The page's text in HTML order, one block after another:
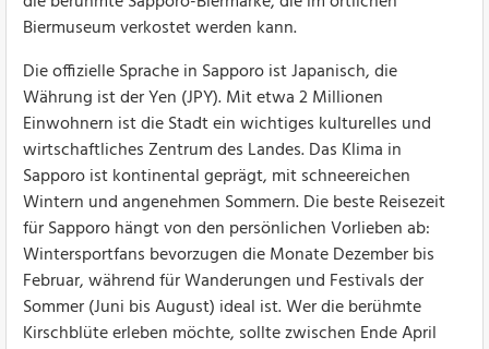
Biermuseum verkostet werden kann.
Die offizielle Sprache in Sapporo ist Japanisch, die
Währung ist der Yen (JPY). Mit etwa 2 Millionen
Einwohnern ist die Stadt ein wichtiges kulturelles und
wirtschaftliches Zentrum des Landes. Das Klima in
Sapporo ist kontinental geprägt, mit schneereichen
Wintern und angenehmen Sommern. Die beste Reisezeit
für Sapporo hängt von den persönlichen Vorlieben ab:
Wintersportfans bevorzugen die Monate Dezember bis
Februar, während für Wanderungen und Festivals der
Sommer (Juni bis August) ideal ist. Wer die berühmte
Kirschblüte erleben möchte, sollte zwischen Ende April